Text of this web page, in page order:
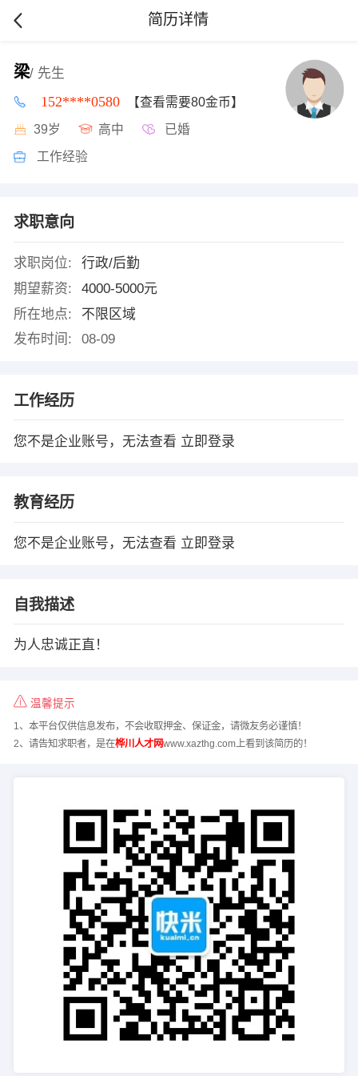
简历详情
梁/ 先生
152****0580 【查看需要80金币】
39岁 高中 已婚
工作经验
求职意向
求职岗位:
行政/后勤
期望薪资:
4000-5000元
所在地点:
不限区域
发布时间:
08-09
工作经历
您不是企业账号，无法查看 立即登录
教育经历
您不是企业账号，无法查看 立即登录
自我描述
为人忠诚正直！
温馨提示
1、本平台仅供信息发布，不会收取押金、保证金，请微友务必谨慎！
2、请告知求职者，是在桦川人才网www.xazthg.com上看到该简历的！